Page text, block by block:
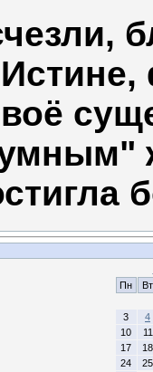
Пн
Вт
3
4
10
11
17
18
24
25